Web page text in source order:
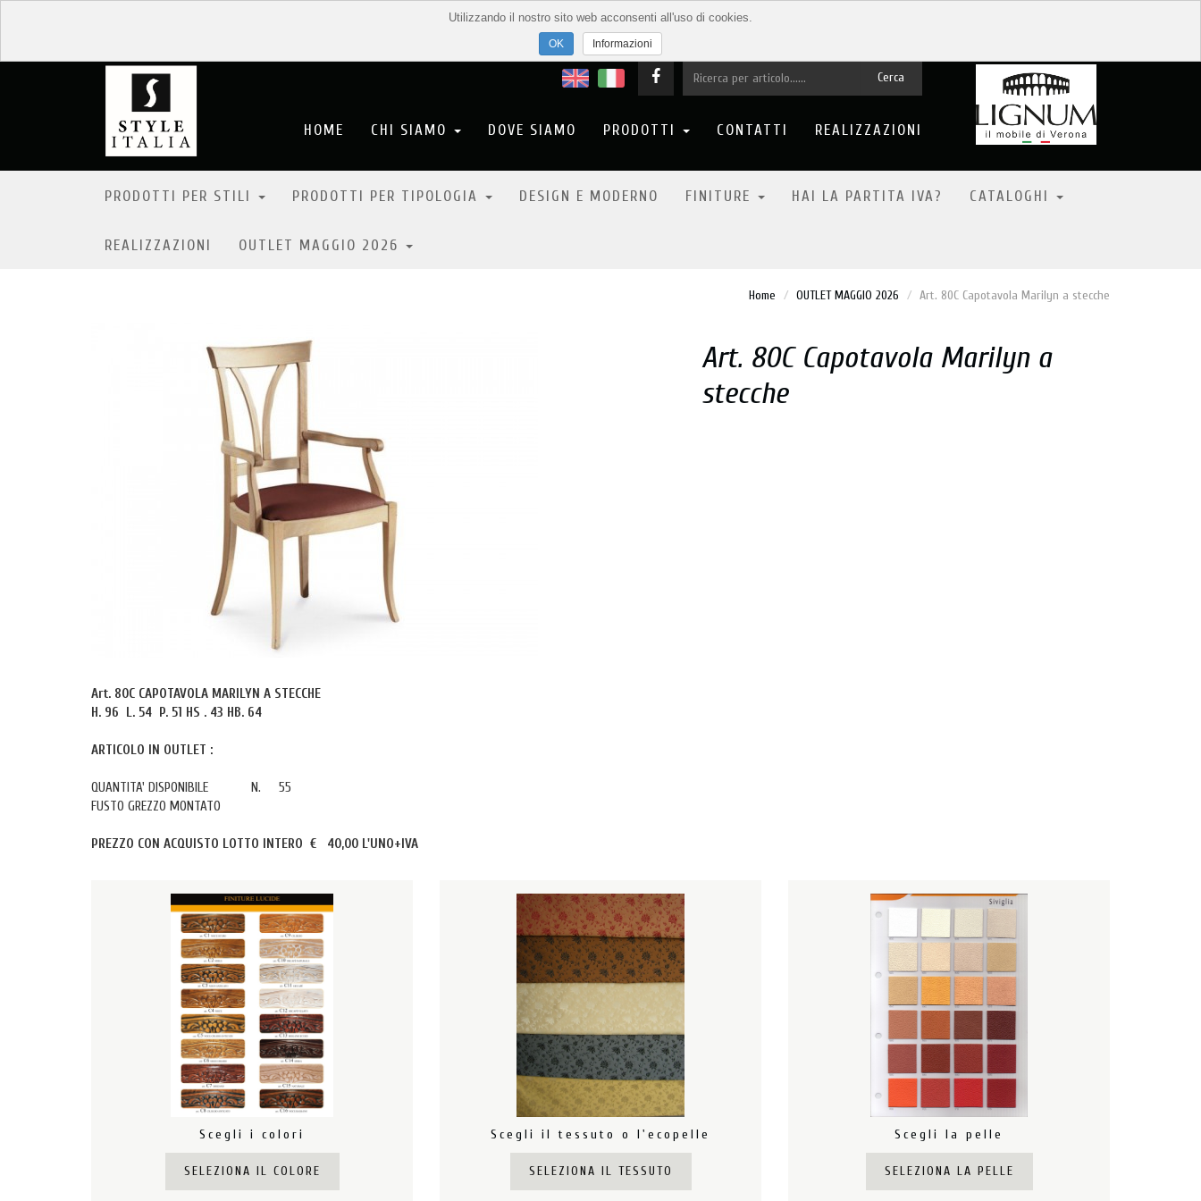
Cerca
HOME CHI SIAMO DOVE SIAMO PRODOTTI CONTATTI REALIZZAZIONI
PRODOTTI PER STILI PRODOTTI PER TIPOLOGIA DESIGN E MODERNO FINITURE HAI LA PARTITA IVA? CATALOGHI
REALIZZAZIONI OUTLET MAGGIO 2026
Home OUTLET MAGGIO 2026 Art. 80C Capotavola Marilyn a stecche
Art. 80C Capotavola Marilyn a
stecche
Art. 80C CAPOTAVOLA MARILYN A STECCHE
H. 96 L. 54 P. 51 HS . 43 HB. 64
ARTICOLO IN OUTLET :
QUANTITA' DISPONIBILE N. 55
FUSTO GREZZO MONTATO
PREZZO CON ACQUISTO LOTTO INTERO € 40,00 L'UNO+IVA
Scegli i colori
SELEZIONA IL COLORE
Scegli il tessuto o l'ecopelle
SELEZIONA IL TESSUTO
Scegli la pelle
SELEZIONA LA PELLE
Utilizzando il nostro sito web acconsenti all'uso di cookies.
Informazioni